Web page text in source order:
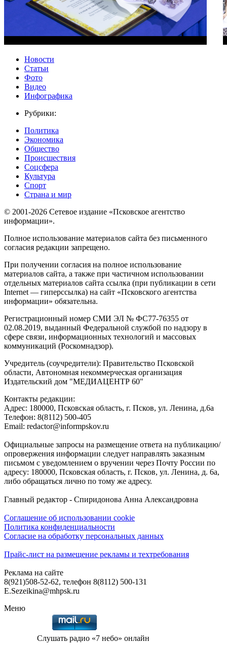
Новости
Статьи
Фото
Видео
Инфографика
Рубрики:
Политика
Экономика
Общество
Происшествия
Соцсфера
Культура
Спорт
Страна и мир
© 2001-2026 Сетевое издание «Псковское агентство
информации».
Полное использование материалов сайта без письменного
согласия редакции запрещено.
При получении согласия на полное использование
материалов сайта, а также при частичном использовании
отдельных материалов сайта ссылка (при публикации в сети
Internet — гиперссылка) на сайт «Псковского агентства
информации» обязательна.
Регистрационный номер СМИ ЭЛ № ФС77-76355 от
02.08.2019, выданный Федеральной службой по надзору в
сфере связи, информационных технологий и массовых
коммуникаций (Роскомнадзор).
Учредитель (соучредители): Правительство Псковской
области, Автономная некоммерческая организация
Издательский дом "МЕДИАЦЕНТР 60"
Контакты редакции:
Адреc: 180000, Псковская область, г. Псков, ул. Ленина, д.6а
Телефон: 8(8112) 500-405
Email: redactor@informpskov.ru
Официальные запросы на размещение ответа на публикацию/
опровержения информации следует направлять заказным
письмом с уведомлением о вручении через Почту России по
адресу: 180000, Псковская область, г. Псков, ул. Ленина, д. 6а,
либо обращаться лично по тому же адресу.
Главный редактор - Спиридонова Анна Александровна
Соглашение об использовании cookie
Политика конфиденциальности
Согласие на обработку персональных данных
Прайс-лист на размещение рекламы и техтребования
Реклама на сайте
8(921)508-52-62, телефон 8(8112) 500-131
E.Sezeikina@mhpsk.ru
Меню
Слушать радио «7 небо» онлайн